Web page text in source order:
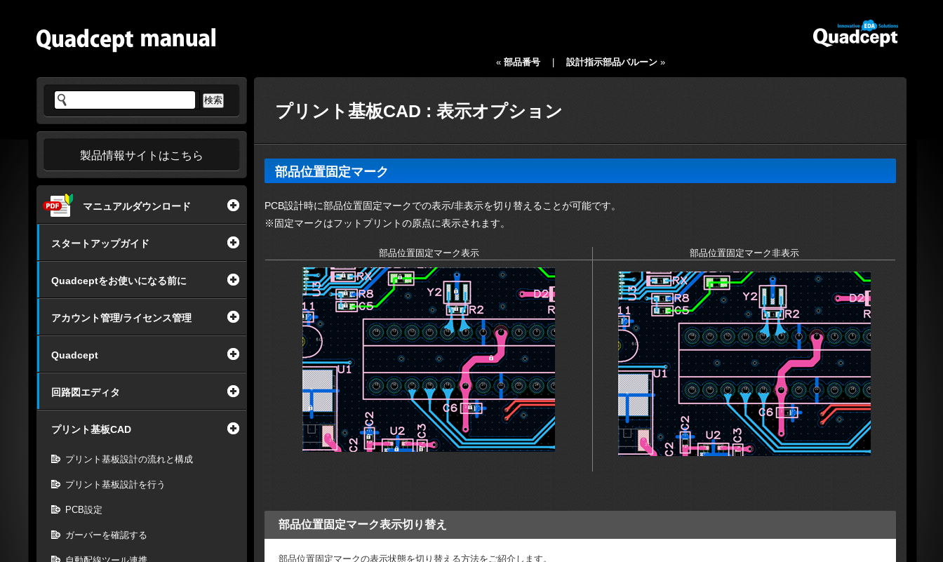
製品情報サイトはこちら
マニュアルダウンロード
スタートアップガイド
Quadceptをお使いになる前に
アカウント管理/ライセンス管理
Quadcept
回路図エディタ
プリント基板CAD
プリント基板設計の流れと構成
プリント基板設計を行う
PCB設定
ガーバーを確認する
« 部品番号| 設計指示部品バルーン»
プリント基板CAD : 表示オプション
部品位置固定マーク
PCB設計時に部品位置固定マークでの表示/非表示を切り替えることが可能です。
※固定マークはフットプリントの原点に表示されます。
部品位置固定マーク表示 部品位置固定マーク非表示
部品位置固定マーク表示切り替え
部品位置固定マークの表示状態を切り替える方法をご紹介します。